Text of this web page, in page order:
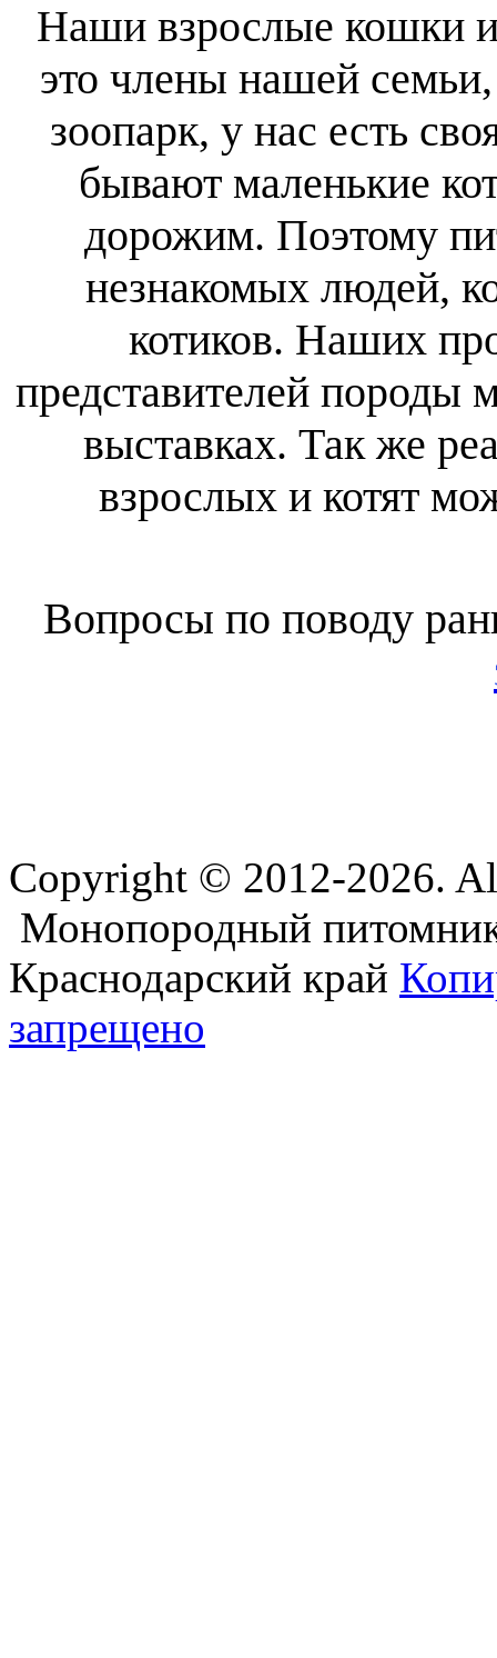
Наши взрослые кошки и
это члены нашей
зоопарк, у нас есть
бывают маленькие
дорожим. Поэтому
незнакомых людей,
котиков. Наших
представителей породы
выставках. Так же
взрослых и котят
Вопросы по поводу
Copyright © 2012-2026.
Монопородный
Краснодарский край
запрещено